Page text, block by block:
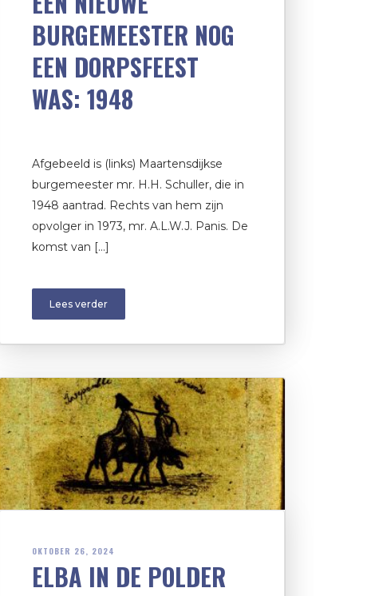
BURGEMEESTER NOG
EEN DORPSFEEST
WAS: 1948
Afgebeeld is (links) Maartensdijkse
burgemeester mr. H.H. Schuller, die in
1948 aantrad. Rechts van hem zijn
opvolger in 1973, mr. A.L.W.J. Panis. De
komst van […]
Lees verder
OKTOBER 26, 2024
ELBA IN DE POLDER